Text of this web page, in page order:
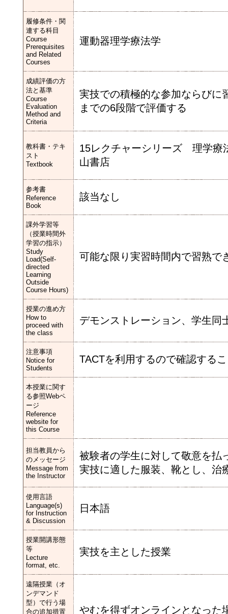
履修条件・関
連する科目
Course
Prerequisites
and Related
Courses
運動器理学療法学
成績評価の方
法と基準
Course
Evaluation
Method and
Criteria
実技での積極的な参加ならびに
までの6段階で評価する
教科書・テキ
スト
Textbook
15レクチャーシリーズ 理学
山書店
参考書
Reference
Book
該当なし
課外学習等
（授業時間外
学習の指示）
Study
Load(Self-
directed
Learning
Outside
Course Hours)
可能な限り実習時間内で習熟で
授業の進め方
How to
proceed with
the class
デモンストレーション、学生同
注意事項
Notice for
Students
TACTを利用するので確認する
本授業に関す
る参照Webペ
ージ
Reference
website for
this Course
担当教員から
のメッセージ
Message from
the Instructor
被験者の学生に対して敬意を払
実技に適した服装、靴とし、治
使用言語
Language(s)
for Instruction
& Discussion
日本語
授業開講形態
等
Lecture
format, etc.
実技を主とした授業
遠隔授業（オ
ンデマンド
型）で行う場
合の追加措置
やむを得ずオンラインとなった